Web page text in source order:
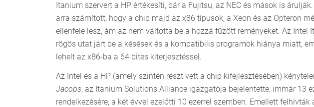
Itanium szervert a HP értékesíti, bár a Fujitsu, az NEC és mások is
arra számított, hogy a chip majd az x86 típusok, a Xeon és az Opteron
ellenfele lesz, ám az nem váltotta be a hozzá fűzött reményeket. Az Intel
rögös utat járt be a késések és a kompatibilis programok hiánya miatt,
lehelt az x86-ba a 64 bites kiterjesztéssel.
Az Intel és a HP (amely szintén részt vett a chip kifejlesztésében)
Jacobs, az Itanium Solutions Alliance igazgatója bejelentette: immár 13
rendelkezésére, a két évvel ezelőtti 10 ezerrel szemben. Emellett